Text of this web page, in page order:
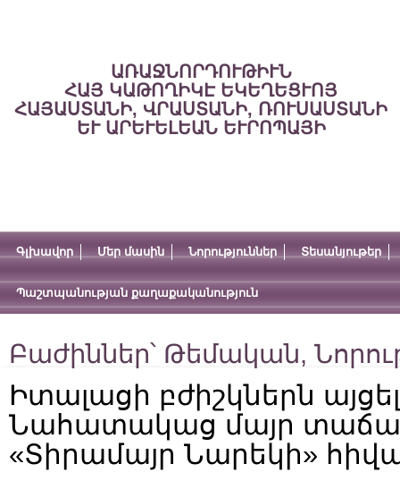
ԱՌԱՋՆՈՐԴՈՒԹԻՒՆ
ՀԱՅ ԿԱԹՈՂԻԿԷ ԵԿԵՂԵՑՒՈՅ
ՀԱՅԱՍՏԱՆԻ, ՎՐԱՍՏԱՆԻ, ՌՈՒՍԱՍՏԱՆԻ
ԵՒ ԱՐԵՒԵԼԵԱՆ ԵՒՐՈՊԱՅԻ
Գլխավոր Մեր մասին Նորություններ Տեսանյութեր
Պաշտպանության քաղաքականություն
Բաժիններ՝ Թեմական,
Իտալացի բժիշկներն
Նահատակաց մայր
«Տիրամայր Նարեկի»